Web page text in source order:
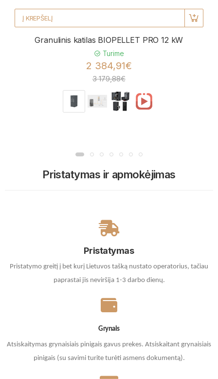
Į KREPŠELĮ
Granulinis katilas BIOPELLET PRO 12 kW
Turime
2 384,91€
3 179,88€
Pristatymas ir apmokėjimas
Pristatymas
Pristatymo greitį į bet kurį Lietuvos tašką nustato operatorius, tačiau
paprastai jis neviršija 1-3 darbo dienų.
Grynais
Atsiskaitymas grynaisiais pinigais gavus prekes. Atsiskaitant grynaisiais
pinigais (su savimi turite turėti asmens dokumentą).